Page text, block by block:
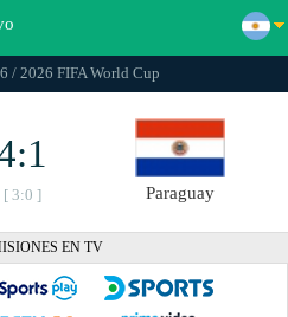
/ 2026 FIFA World Cup
[ 3:0 ] Paraguay
EN TV